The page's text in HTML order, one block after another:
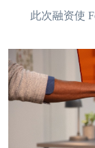
此次融资使